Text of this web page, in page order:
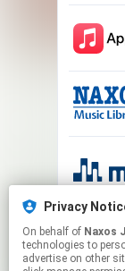
Privacy
On behalf of Naxos
technologies to
advertise on other